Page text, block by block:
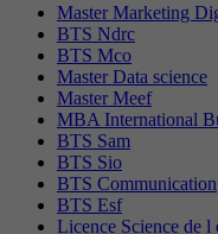
Master Marketing
BTS Ndrc
BTS Mco
Master Data science
Master Meef
MBA International
BTS Sam
BTS Sio
BTS Communication
BTS Esf
Licence Science de l